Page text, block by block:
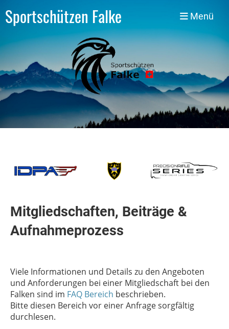
Sportschützen Falke Menü
Mitgliedschaften, Beiträge &
Aufnahmeprozess
Viele Informationen und Details zu den Angeboten
und Anforderungen bei einer Mitgliedschaft bei den
Falken sind im FAQ Bereich beschrieben.
Bitte diesen Bereich vor einer Anfrage sorgfältig
durchlesen.